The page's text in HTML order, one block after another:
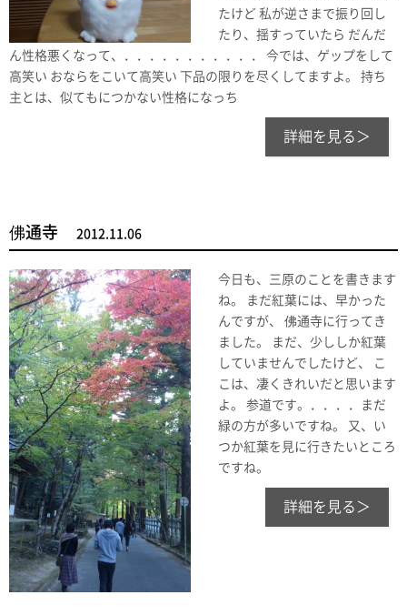
たけど 私が逆さまで振り回し
たり、揺すっていたら だんだ
ん性格悪くなって、．．．．．．．．．．． 今では、ゲップをして
高笑い おならをこいて高笑い 下品の限りを尽くしてますよ。 持ち
主とは、似てもにつかない性格になっち
詳細を見る＞
佛通寺 2012.11.06
今日も、三原のことを書きます
ね。 まだ紅葉には、早かった
んですが、 佛通寺に行ってき
ました。 まだ、少ししか紅葉
していませんでしたけど、 こ
こは、凄くきれいだと思います
よ。 参道です。．．．．まだ
緑の方が多いですね。 又、い
つか紅葉を見に行きたいところ
ですね。
詳細を見る＞